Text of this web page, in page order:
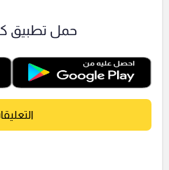
حمل تطبيق